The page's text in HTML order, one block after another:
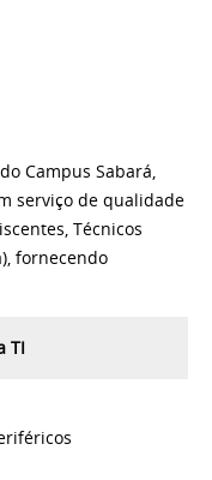
Campus Sabará,
serviço de qualidade
Técnicos
fornecendo
TI